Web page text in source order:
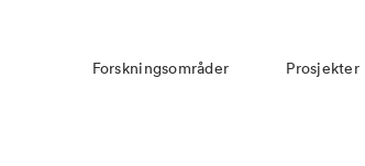
Forskningsområder Prosjekter